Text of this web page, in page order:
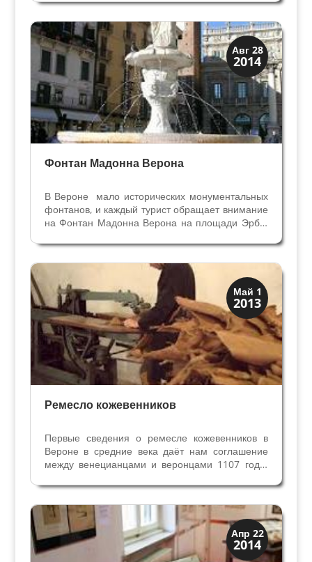
XII-XIII века, отвлечёмся от политики и
экономики. В данном случае речь идёт не об
императорах, правителях и...
Авг 28
2014
Мосты Колодцы Фонтаны
Посмотрите в Вероне
Фонтан Мадонна Верона
В Вероне мало исторических монументальных
фонтанов, и каждый турист обращает внимание
на Фонтан Мадонна Верона на площади Эрбе.
создания в эпоху Скалиджеров, потому что был
посвящён Вероне. Выдающийся фонтан
Мадонна Верона поражает...
Май 1
2013
Мода и ремесла
Традиции
Ремесло кожевенников
Первые сведения о ремесле кожевенников в
Вероне в средние века даёт нам соглашение
между венецианцами и веронцами 1107 года,
(Пергамент для книг из кожи в Вероне делали и
в шестом веке, книги остались в Библиотеке
Каноников, а вот...
Апр 22
2014
Верона
Средневековая